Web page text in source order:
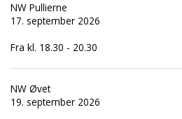
NW Pullierne
17. september 2026
Fra kl. 18.30 - 20.30
NW Øvet
19. september 2026